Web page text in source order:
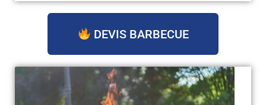
DEVIS BARBECUE